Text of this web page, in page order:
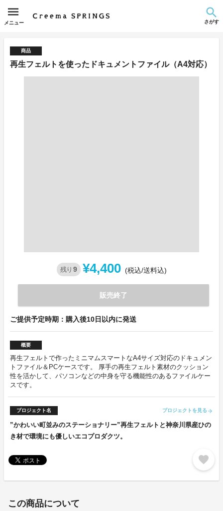
メニュー さがす
商品
再生フェルトを使ったドキュメントファイル（A4対応）
残り 9 ¥4,400 (税込/送料込)
販売終了
ご提供予定時期：購入後10日以内に発送
概要
再生フェルトで作ったミニマムスマートなA4サイズ対応のドキュメン
トファイル＆PCケースです。 厚手の再生フェルト素材のクッション
性を活かして、パソコンなどの中身を守る機能性のあるファイルケー
スです。
プロジェクト名 プロジェクトを見る arrow_forward
”かわいい町並みのステーショナリー”再生フェルトと神奈川県産ひの
き材で環境にも優しいエコプロダクツ。
favorite
この商品について